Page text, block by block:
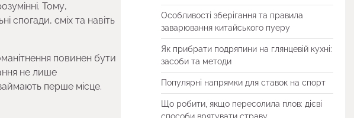
Тому,
спогади, сміх та навіть
повинен бути
не лише
перше місце.
Особливості зберігання та правила
заварювання китайського пуеру
Як прибрати подряпини на глянцевій кухні:
засоби та методи
Популярні напрямки для ставок на спорт
Що робити, якщо пересолила плов: дієві